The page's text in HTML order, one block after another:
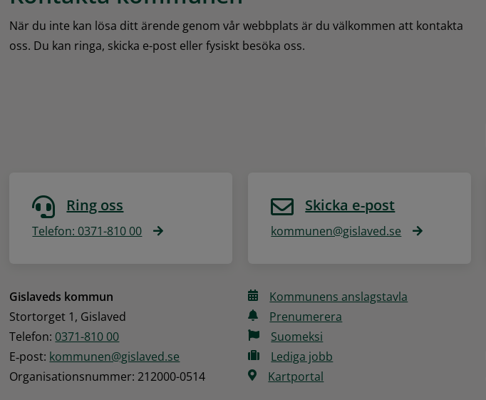
När du inte kan lösa ditt ärende genom vår webbplats är du välkommen att kontakta
oss. Du kan ringa, skicka e-post eller fysiskt besöka oss.
Ring oss
Telefon: 0371-810 00
Skicka e-post
kommunen@gislaved.se
Gislaveds kommun
Stortorget 1, Gislaved
Telefon: 0371-810 00
E‑post: kommunen@gislaved.se
Organisationsnummer: 212000-0514
Kommunens anslagstavla
Prenumerera
Suomeksi
Lediga jobb
Kartportal